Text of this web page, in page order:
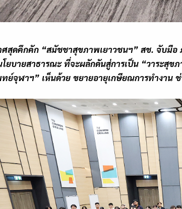
ศสุดคึกคัก “สมัชชาสุขภาพเยาวชนฯ” สช. จับมือ
โยบายสาธารณะ ที่จะผลักดันสู่การเป็น “วาระสุข
ย์จุฬาฯ” เห็นด้วย ขยายอายุเกษียณการทำงาน